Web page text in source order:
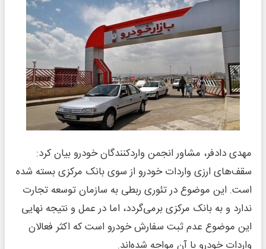
مهدی دادفر، مشاور انجمن واردکنندگان خودرو بیان کرد:
سقف‌های ارزی واردات خودرو از سوی بانک مرکزی بسته شده
است. این موضوع در تئوری ربطی به سازمان توسعه تجارت
ندارد و به بانک مرکزی برمی‌گردد، اما در عمل و نتیجه نهایی
این موضوع عدم ثبت سفارش خودرو است که اکثر فعالان
واردات خودرو با آن مواجه شده‌اند.